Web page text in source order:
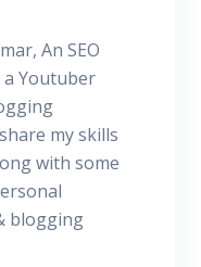
An SEO
a Youtuber
my skills
with some
blogging